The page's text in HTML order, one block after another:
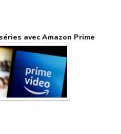
avec Amazon Prime